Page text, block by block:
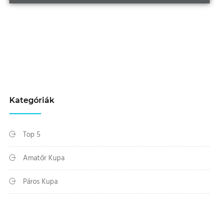
Kategóriák
Top 5
Amatőr Kupa
Páros Kupa